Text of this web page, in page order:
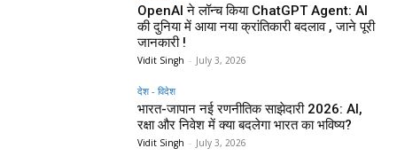
OpenAI ने लॉन्च किया ChatGPT Agent: AI
की दुनिया में आया नया क्रांतिकारी बदलाव , जाने पूरी
जानकारी !
Vidit Singh - July 3, 2026
देश - विदेश
भारत-जापान नई रणनीतिक साझेदारी 2026: AI,
रक्षा और निवेश में क्या बदलेगा भारत का भविष्य?
Vidit Singh - July 3, 2026